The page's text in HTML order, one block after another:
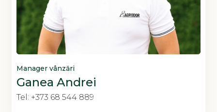
Manager vânzări
Ganea Andrei
Tel: +373 68 544 889